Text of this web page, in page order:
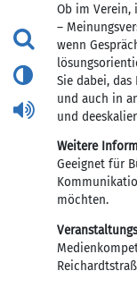
Ob im Verein,
–
wenn
Sie dabei,
und auch in
und
Weitere
Geeignet für
möchten.